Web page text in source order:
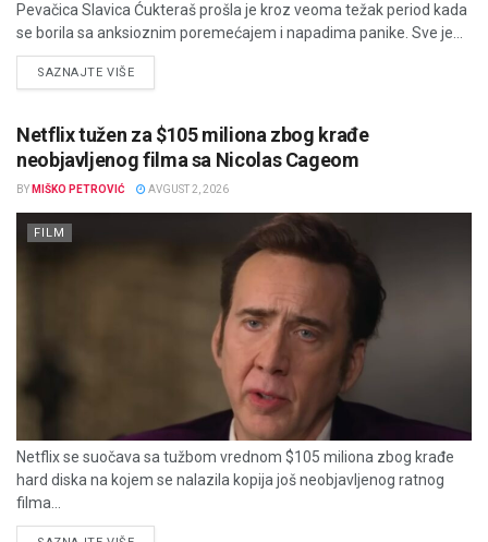
Pevačica Slavica Ćukteraš prošla je kroz veoma težak period kada
se borila sa anksioznim poremećajem i napadima panike. Sve je...
SAZNAJTE VIŠEDETAILS
Netflix tužen za $105 miliona zbog krađe
neobjavljenog filma sa Nicolas Cageom
BY MIŠKO PETROVIĆ AVGUST 2, 2026
FILM
Netflix se suočava sa tužbom vrednom $105 miliona zbog krađe
hard diska na kojem se nalazila kopija još neobjavljenog ratnog
filma...